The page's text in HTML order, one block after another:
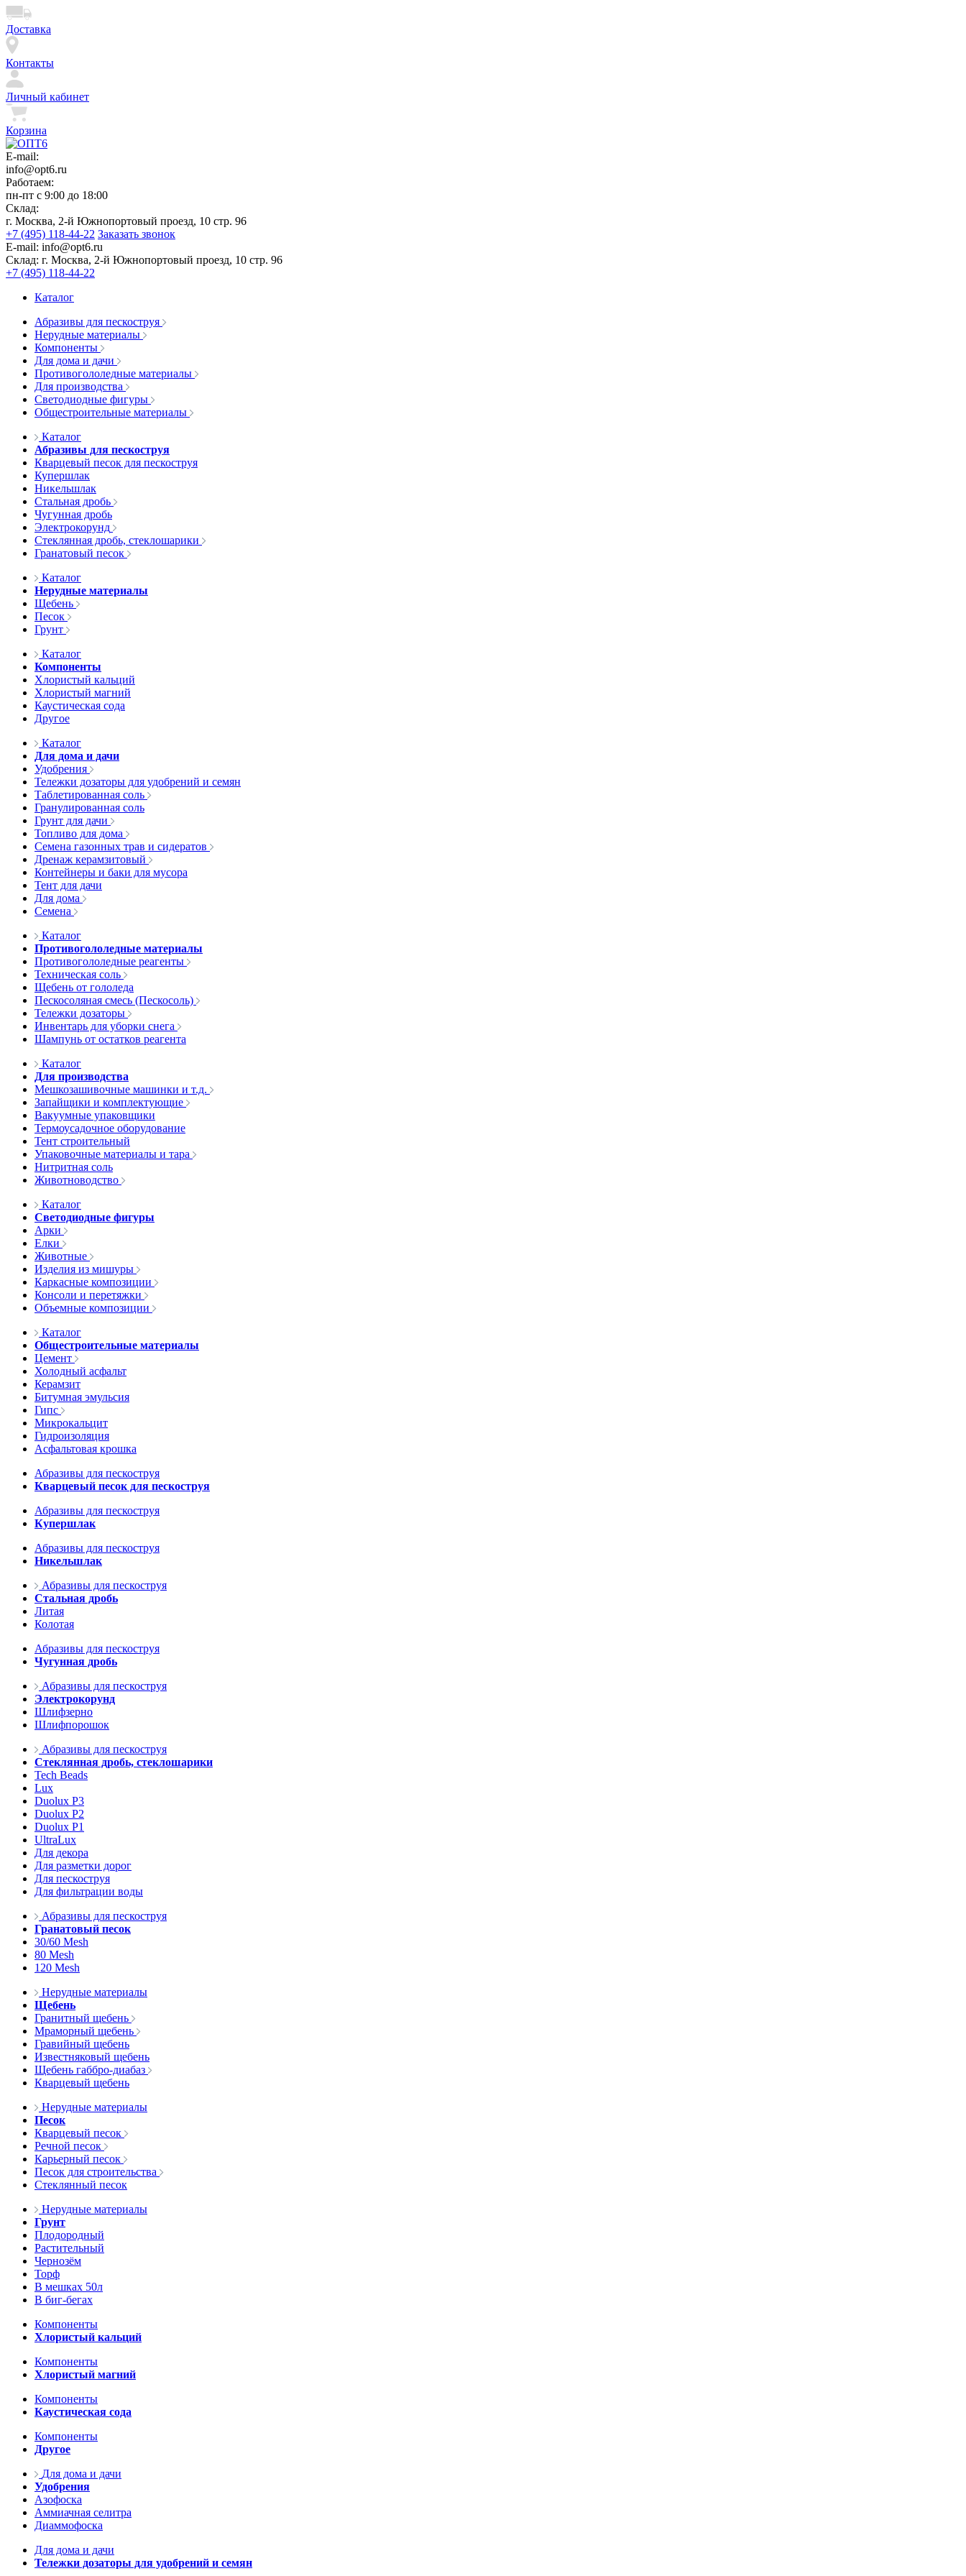
Доставка
Контакты
Личный кабинет
Корзина
E-mail:
info@opt6.ru
Работаем:
пн-пт с 9:00 до 18:00
Склад:
г. Москва, 2-й Южнопортовый проезд, 10 стр. 96
+7 (495) 118-44-22 Заказать звонок
E-mail: info@opt6.ru
Склад: г. Москва, 2-й Южнопортовый проезд, 10 стр. 96
+7 (495) 118-44-22
Каталог
Абразивы для пескоструя
Нерудные материалы
Компоненты
Для дома и дачи
Противогололедные материалы
Для производства
Светодиодные фигуры
Общестроительные материалы
Каталог
Абразивы для пескоструя
Кварцевый песок для пескоструя
Купершлак
Никельшлак
Стальная дробь
Чугунная дробь
Электрокорунд
Стеклянная дробь, стеклошарики
Гранатовый песок
Каталог
Нерудные материалы
Щебень
Песок
Грунт
Каталог
Компоненты
Хлористый кальций
Хлористый магний
Каустическая сода
Другое
Каталог
Для дома и дачи
Удобрения
Тележки дозаторы для удобрений и семян
Таблетированная соль
Гранулированная соль
Грунт для дачи
Топливо для дома
Семена газонных трав и сидератов
Дренаж керамзитовый
Контейнеры и баки для мусора
Тент для дачи
Для дома
Семена
Каталог
Противогололедные материалы
Противогололедные реагенты
Техническая соль
Щебень от гололеда
Пескосоляная смесь (Пескосоль)
Тележки дозаторы
Инвентарь для уборки снега
Шампунь от остатков реагента
Каталог
Для производства
Мешкозашивочные машинки и т.д.
Запайщики и комплектующие
Вакуумные упаковщики
Термоусадочное оборудование
Тент строительный
Упаковочные материалы и тара
Нитритная соль
Животноводство
Каталог
Светодиодные фигуры
Арки
Елки
Животные
Изделия из мишуры
Каркасные композиции
Консоли и перетяжки
Объемные композиции
Каталог
Общестроительные материалы
Цемент
Холодный асфальт
Керамзит
Битумная эмульсия
Гипс
Микрокальцит
Гидроизоляция
Асфальтовая крошка
Абразивы для пескоструя
Кварцевый песок для пескоструя
Абразивы для пескоструя
Купершлак
Абразивы для пескоструя
Никельшлак
Абразивы для пескоструя
Стальная дробь
Литая
Колотая
Абразивы для пескоструя
Чугунная дробь
Абразивы для пескоструя
Электрокорунд
Шлифзерно
Шлифпорошок
Абразивы для пескоструя
Стеклянная дробь, стеклошарики
Tech Beads
Lux
Duolux P3
Duolux P2
Duolux P1
UltraLux
Для декора
Для разметки дорог
Для пескоструя
Для фильтрации воды
Абразивы для пескоструя
Гранатовый песок
30/60 Mesh
80 Mesh
120 Mesh
Нерудные материалы
Щебень
Гранитный щебень
Мраморный щебень
Гравийный щебень
Известняковый щебень
Щебень габбро-диабаз
Кварцевый щебень
Нерудные материалы
Песок
Кварцевый песок
Речной песок
Карьерный песок
Песок для строительства
Стеклянный песок
Нерудные материалы
Грунт
Плодородный
Растительный
Чернозём
Торф
В мешках 50л
В биг-бегах
Компоненты
Хлористый кальций
Компоненты
Хлористый магний
Компоненты
Каустическая сода
Компоненты
Другое
Для дома и дачи
Удобрения
Азофоска
Аммиачная селитра
Диаммофоска
Для дома и дачи
Тележки дозаторы для удобрений и семян